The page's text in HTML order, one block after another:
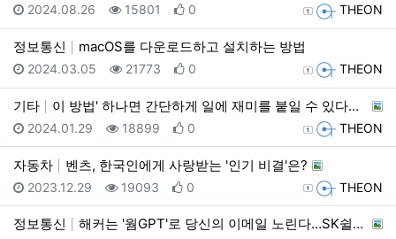
등록자 THEON
등록일
2024.08.26 조회
15801 추천
0
정보통신 macOS를 다운로드하고 설치하는 방법
등록자 THEON
등록일
2024.03.05 조회
21773 추천
0
기타 이 방법' 하나면 간단하게 일에 재미를 붙일 수 있다고…
등록자 THEON
등록일
2024.01.29 조회
18899 추천
0
자동차 벤츠, 한국인에게 사랑받는 '인기 비결'은?
등록자 THEON
등록일
2023.12.29 조회
19093 추천
0
정보통신 해커는 '웜GPT'로 당신의 이메일 노린다…SK쉴더스가…